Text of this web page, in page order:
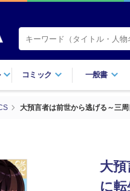
コミック 一般書
大預言者は前世から逃げる～三
大
に